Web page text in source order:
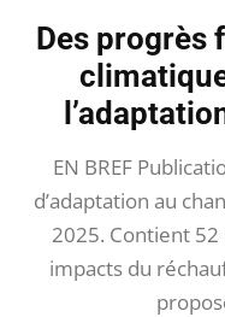
Des progrès
EN BREF
d’adaptation au
2025. Contient
impacts du